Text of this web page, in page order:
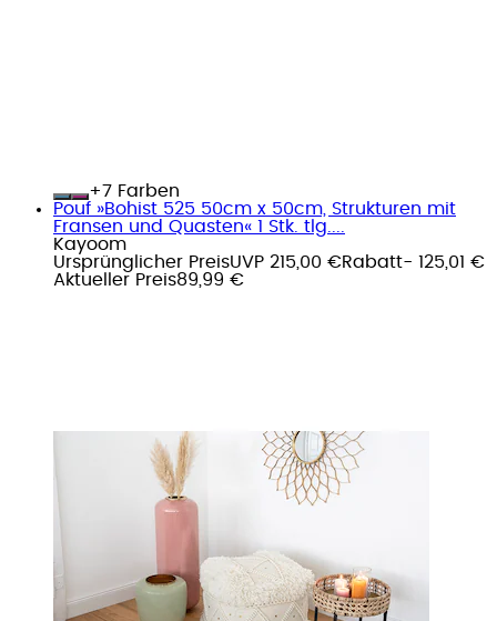
+
Farben
Pouf »Bohist 525 50cm x 50cm, Strukturen mit
Fransen und Quasten« 1 Stk. tlg....
Kayoom
Ursprünglicher PreisUVP 215,00 €Rabatt- 125,01 €
Aktueller Preis89,99 €